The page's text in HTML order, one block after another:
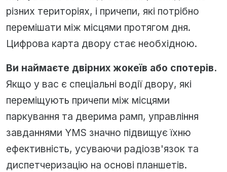
різних територіях, і причепи, які потрібно
перемішати між місцями протягом дня.
Цифрова карта двору стає необхідною.
Ви наймаєте двірних жокеїв або спотерів.
Якщо у вас є спеціальні водії двору, які
переміщують причепи між місцями
паркування та дверима рамп, управління
завданнями YMS значно підвищує їхню
ефективність, усуваючи радіозв'язок та
диспетчеризацію на основі планшетів.